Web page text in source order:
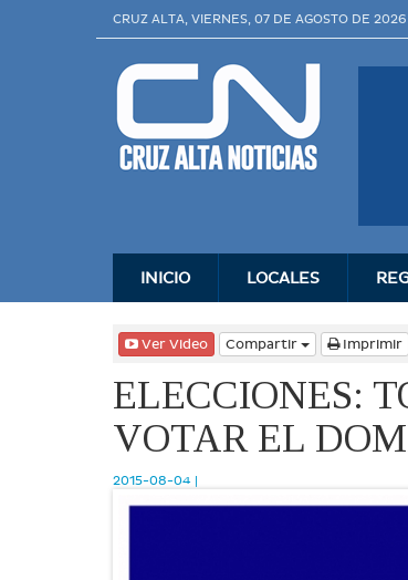
CRUZ ALTA, VIERNES, 07 DE AGOSTO DE 2026
INICIO LOCALES
Ver Video Compartir Imprimir
ELECCIONES:
VOTAR EL
2015-08-04 |